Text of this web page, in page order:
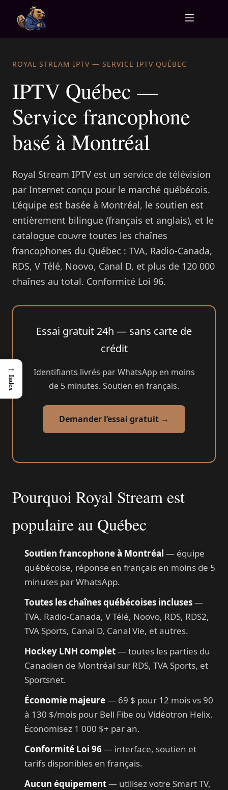
ROYAL STREAM IPTV — SERVICE IPTV QUÉBEC
IPTV Québec —
Service francophone
basé à Montréal
Royal Stream IPTV est un service de télévision
par Internet conçu pour le marché québécois.
L’équipe est basée à Montréal, le soutien est
entièrement bilingue (français et anglais), et le
catalogue couvre toutes les chaînes
francophones du Québec : TVA, Radio-Canada,
RDS, V Télé, Noovo, Canal D, et plus de 120 000
chaînes au total. Conformité Loi 96.
Essai gratuit 24h — sans carte de
crédit
Identifiants livrés par WhatsApp en moins
de 5 minutes. Soutien en français.
Demander l’essai gratuit →
Pourquoi Royal Stream est
populaire au Québec
Soutien francophone à Montréal — équipe
québécoise, réponse en français en moins de 5
minutes par WhatsApp.
Toutes les chaînes québécoises incluses—
TVA, Radio-Canada, V Télé, Noovo, RDS, RDS2,
TVA Sports, Canal D, Canal Vie, et autres.
Hockey LNH complet— toutes les parties du
Canadien de Montréal sur RDS, TVA Sports, et
Sportsnet.
Économie majeure— 69 $ pour 12 mois vs 90
à 130 $/mois pour Bell Fibe ou Vidéotron Helix.
Économisez 1 000 $+ par an.
Conformité Loi 96— interface, soutien et
tarifs disponibles en français.
Aucun équipement— utilisez votre Smart TV,
→
Index